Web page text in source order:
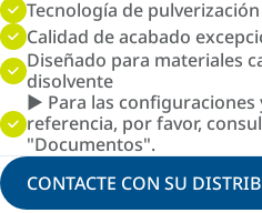
Tecnología de
Calidad de acabado
Diseñado para materiales
disolvente
► Para las configuraciones
referencia, por favor,
"Documentos".
CONTACTE CON SU